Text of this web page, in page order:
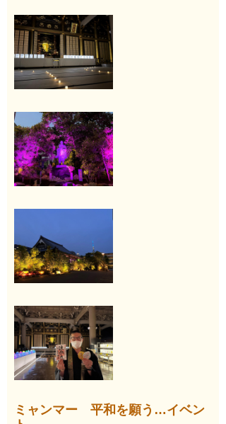
ミャンマー 平和を願う…イベン